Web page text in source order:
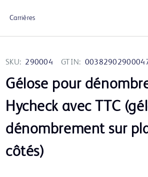
Carrières
SKU: 290004 GTIN:
Gélose pour
Hycheck avec TTC
dénombrement sur
côtés)